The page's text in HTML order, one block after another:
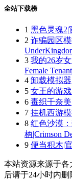
全站下载榜
1 黑色灵魂2|
2 诈骗园区模
3 我的26岁
Female Tenant
4 卸载模拟器
5 女王的游戏
6 毒织千奈
7 挂机西游
8 红色沙漠
柄|Crimson
9 便当积木|
本站资源来源于
后请于24小时内